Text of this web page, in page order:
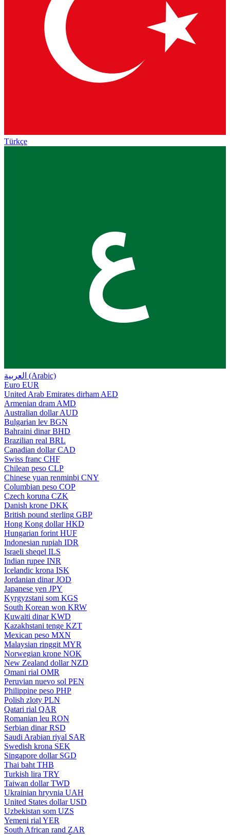
Türkçe
ع
العربية (Arabic)
Euro EUR
United Arab Emirates dirham AED
Armenian dram AMD
Australian dollar AUD
Bulgarian lev BGN
Bahraini dinar BHD
Brazilian real BRL
Canadian dollar CAD
Swiss franc CHF
Chilean peso CLP
Chinese yuan renminbi CNY
Columbian peso COP
Czech koruna CZK
Danish krone DKK
British pound sterling GBP
Hong Kong dollar HKD
Hungarian forint HUF
Indonesian rupiah IDR
Israeli sheqel ILS
Indian rupee INR
Icelandic krona ISK
Jordanian dinar JOD
Japanese yen JPY
Kyrgyzstani som KGS
South Korean won KRW
Kuwaiti dinar KWD
Kazakhstani tenge KZT
Mexican peso MXN
Malaysian ringgit MYR
Norwegian krone NOK
New Zealand dollar NZD
Omani rial OMR
Peruvian nuevo sol PEN
Philippine peso PHP
Polish zloty PLN
Qatari rial QAR
Romanian leu RON
Serbian dinar RSD
Saudi Arabian riyal SAR
Swedish krona SEK
Singapore dollar SGD
Thai baht THB
Turkish lira TRY
Taiwan dollar TWD
Ukrainian hryvnia UAH
United States dollar USD
Uzbekistan som UZS
Yemeni rial YER
South African rand ZAR